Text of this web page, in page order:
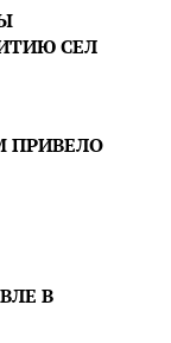
СЕЛ
ПРИВЕЛО
В